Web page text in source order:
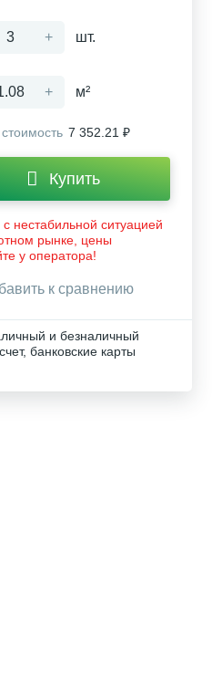
+ шт.
+ м²
7 352.21 ₽
Купить
с нестабильной ситуацией
рынке, цены
у оператора!
к сравнению
и безналичный
банковские карты